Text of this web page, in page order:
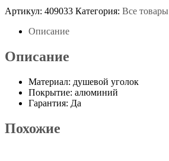
Артикул: 409033 Категория: Все товары
Описание
Описание
Материал: душевой уголок
Покрытие: алюминий
Гарантия: Да
Похожие